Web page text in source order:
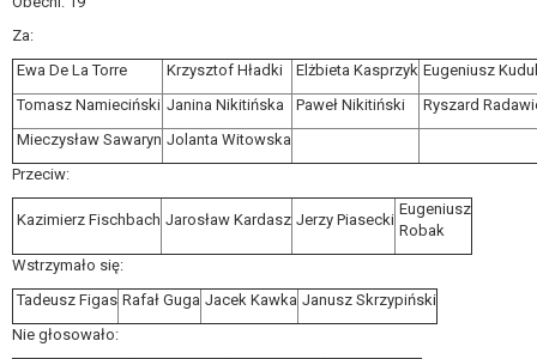
Za:
Ewa De La Torre
Krzysztof Hładki Elżbieta Kasprzyk Eugeniusz
Tomasz Namieciński Janina Nikitińska Paweł Nikitiński
Ryszard
Mieczysław Sawaryn Jolanta Witowska
Przeciw:
Kazimierz Fischbach Jarosław Kardasz Jerzy Piasecki
Eugeniusz
Robak
Wstrzymało się:
Tadeusz Figas Rafał Guga Jacek Kawka Janusz Skrzypiński
Nie głosowało: